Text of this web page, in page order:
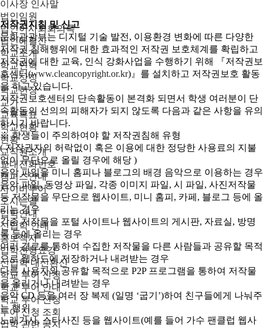
이사장 인사말
법인임원
법인이사회회의록
법인예결산
학교소개
학교연혁
학교상징
학교헌장
교가
교육목표
학교현황
현황
교직원소개
교내전화번호
캠퍼스안내
사이버투어
오시는길
입학안내
신입학 안내
홍보책자
입학전형요강
신입학 내신환산
학교 투어 신청
학교 투어 안내
학교 투어 신청
투어 신청 조회
입학 관련 공지
저작권지침 및 신고
문화관광부는 디지털 기술 발전, 이용환경 변화에 따른 다양한
저작권 침해행위에 대한 효과적인 저작권 보호체계를 확립하고
저작권에 대한 교육, 인식 강화사업을 수행하기 위해 『저작권보
호센터(www.cleancopyright.or.kr)』를 설치하고 저작권보호 활동
을 하고 있습니다.
저작권보호센터의 단속활동이 본격화 되면서 학생 여러분이 단
속활동의 선의의 피해자가 되지 않도록 다음과 같은 사항을 유의
하시기 바랍니다.
※ 학생들이 주의하여야 할 저작권침해 유형
( 저작권자의 허락없이 혹은 이용에 대한 정당한 사용료의 지불
없이 무단으로 올릴 경우에 해당 )
음악 파일을 미니 홈피나 블로그의 배경 음악으로 이용하는 경우
음악 파일, 동영상 파일, 각종 이미지 파일, 시 파일, 사진저작물
등 저작물을 무단으로 웹사이트, 미니 홈피, 카페, 블로그 등에 올
리는 경우
각종 저작물을 포털 사이트나 웹사이트의 게시판, 자료실, 방명
록 등에 올리는 경우
여러 경로를 통하여 수집한 저작물을 다른 사람들과 공유할 목적
으로 웹하드에 저장하거나 내려받는 경우
다른 사용자와 공유할 목적으로 P2P 프로그램을 통하여 저작물
을 올리거나 내려받는 경우
음악 CD 등을 여러 장 복제 (일명 ‘굽기’)하여 친구들에게 나눠주
는 행위
노래가사, 스타사진 등을 웹사이트(예를 들어 가수 팬클럽 웹사